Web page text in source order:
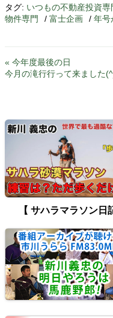
タグ: いつもの不動産投資専
物件専門
/ 富士企画 / 年号
« 今年度最後の日
今月の滝行行って来ました
【 サハラマラソン日